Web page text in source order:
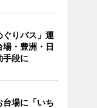
ぐりバス」運
・豊洲・日
手段に
台場に「いち